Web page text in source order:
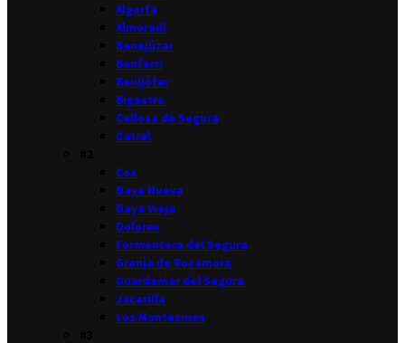
Algorfa
Almoradí
Benejúzar
Benferri
Benijófar
Bigastro
Callosa de Segura
Catral
Cox
Daya Nueva
Daya Vieja
Dolores
Formentera del Segura
Granja de Rocamora
Guardamar del Segura
Jacarilla
Los Montesinos